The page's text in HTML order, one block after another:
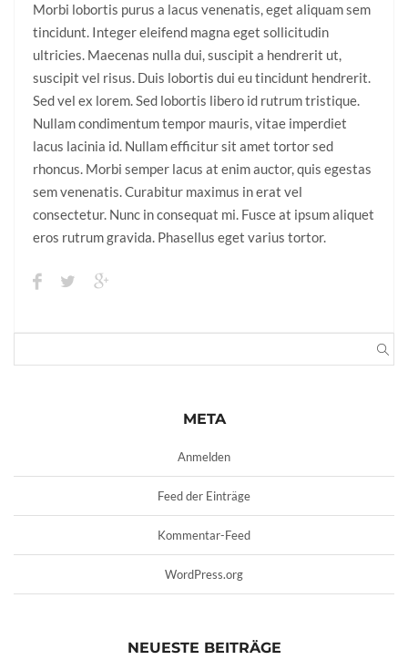
Morbi lobortis purus a lacus venenatis, eget aliquam sem
tincidunt. Integer eleifend magna eget sollicitudin
ultricies. Maecenas nulla dui, suscipit a hendrerit ut,
suscipit vel risus. Duis lobortis dui eu tincidunt hendrerit.
Sed vel ex lorem. Sed lobortis libero id rutrum tristique.
Nullam condimentum tempor mauris, vitae imperdiet
lacus lacinia id. Nullam efficitur sit amet tortor sed
rhoncus. Morbi semper lacus at enim auctor, quis egestas
sem venenatis. Curabitur maximus in erat vel
consectetur. Nunc in consequat mi. Fusce at ipsum aliquet
eros rutrum gravida. Phasellus eget varius tortor.
META
Anmelden
Feed der Einträge
Kommentar-Feed
WordPress.org
NEUESTE BEITRÄGE